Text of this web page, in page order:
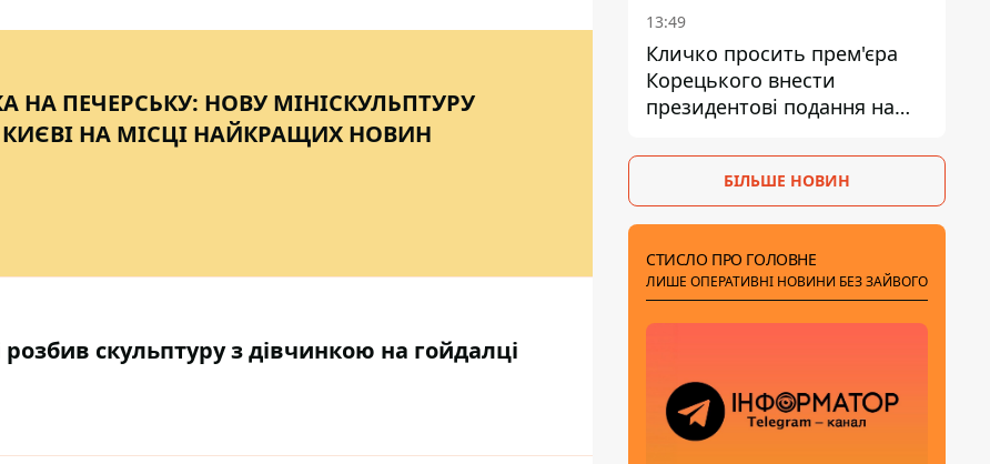
НА ПЕЧЕРСЬКУ: НОВУ МІНІСКУЛЬПТУРУ
НА МІСЦІ НАЙКРАЩИХ НОВИН
скульптуру з дівчинкою на гойдалці
13:49
Кличко просить прем'єра
Корецького внести
президентові подання на
Троєщини Бахматова
БІЛЬШЕ НОВИН
СТИСЛО ПРО ГОЛОВНЕ
ЛИШЕ ОПЕРАТИВНІ НОВИНИ БЕЗ ЗАЙВОГО